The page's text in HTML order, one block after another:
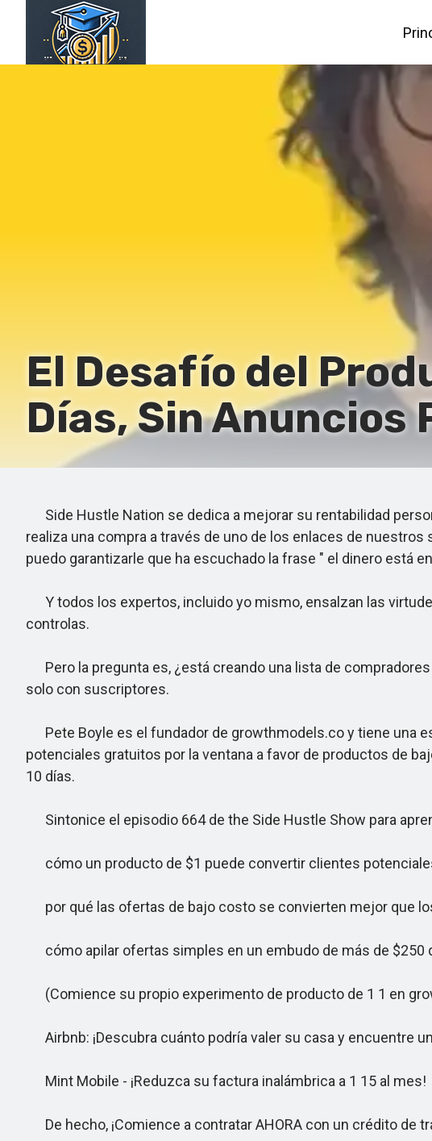
El Desafío del
Días, Sin Anuncios
Side Hustle Nation se dedica a mejorar su rentabilidad
realiza una compra a través de uno de los enlaces de
puedo garantizarle que ha escuchado la frase " el dinero está en
Y todos los expertos, incluido yo mismo, ensalzan las
controlas.
Pero la pregunta es, ¿está creando una lista de
solo con suscriptores.
Pete Boyle es el fundador de growthmodels.co y tiene una
potenciales gratuitos por la ventana a favor de productos de
10 días.
Sintonice el episodio 664 de the Side Hustle Show para
cómo un producto de $1 puede convertir clientes
por qué las ofertas de bajo costo se convierten mejor que
cómo apilar ofertas simples en un embudo de más de $250
(Comience su propio experimento de producto de 1 1 en
Airbnb: ¡Descubra cuánto podría valer su casa y encuentre
Mint Mobile - ¡Reduzca su factura inalámbrica a 1 15 al mes!
De hecho, ¡Comience a contratar AHORA con un crédito de